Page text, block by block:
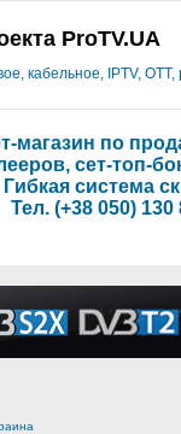
ProTV.UA
кабельное, IPTV,
магазин по
сет-топ-
система
Тел. (+38 050) 130